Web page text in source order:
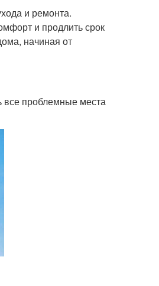
и ремонта.
и продлить срок
начиная от
все проблемные места